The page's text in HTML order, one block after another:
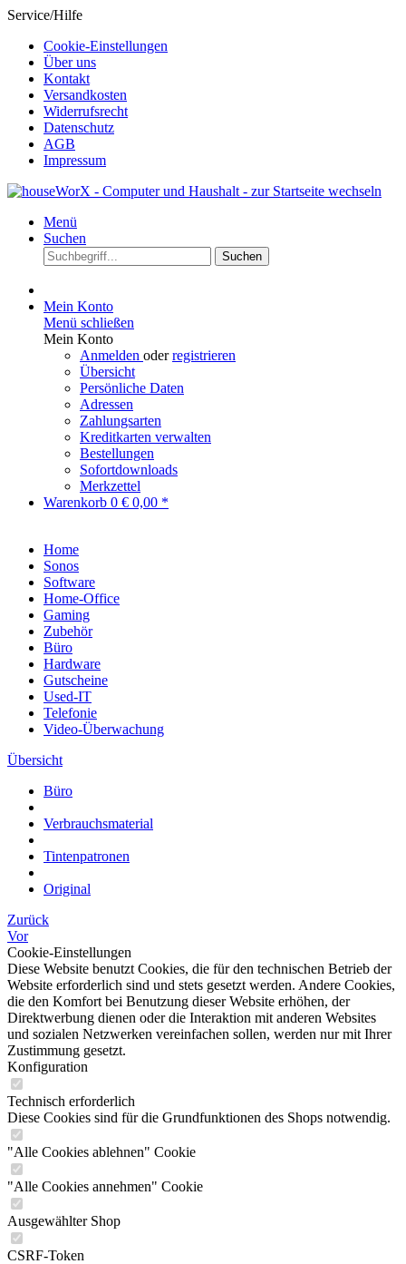
Service/Hilfe
Cookie-Einstellungen
Über uns
Kontakt
Versandkosten
Widerrufsrecht
Datenschutz
AGB
Impressum
Menü
Suchen
Suchen
Mein Konto
Menü schließen
Mein Konto
Anmelden oderregistrieren
Übersicht
Persönliche Daten
Adressen
Zahlungsarten
Kreditkarten verwalten
Bestellungen
Sofortdownloads
Merkzettel
Warenkorb 0 € 0,00 *
Home
Sonos
Software
Home-Office
Gaming
Zubehör
Büro
Hardware
Gutscheine
Used-IT
Telefonie
Video-Überwachung
Übersicht
Büro
Verbrauchsmaterial
Tintenpatronen
Original
Zurück
Vor
Cookie-Einstellungen
Diese Website benutzt Cookies, die für den technischen Betrieb der
Website erforderlich sind und stets gesetzt werden. Andere Cookies,
die den Komfort bei Benutzung dieser Website erhöhen, der
Direktwerbung dienen oder die Interaktion mit anderen Websites
und sozialen Netzwerken vereinfachen sollen, werden nur mit Ihrer
Zustimmung gesetzt.
Konfiguration
Technisch erforderlich
Diese Cookies sind für die Grundfunktionen des Shops notwendig.
"Alle Cookies ablehnen" Cookie
"Alle Cookies annehmen" Cookie
Ausgewählter Shop
CSRF-Token